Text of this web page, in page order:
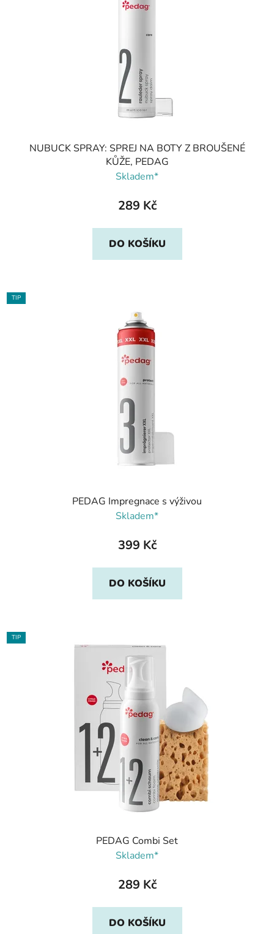
NUBUCK SPRAY: SPREJ NA BOTY Z BROUŠENÉ
KŮŽE, PEDAG
Skladem*
289 Kč
DO KOŠÍKU
TIP
PEDAG Impregnace s výživou
Skladem*
399 Kč
DO KOŠÍKU
TIP
PEDAG Combi Set
Skladem*
289 Kč
DO KOŠÍKU